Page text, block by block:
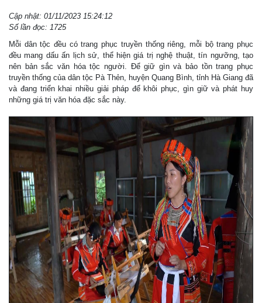
Cập nhật: 01/11/2023 15:24:12
Số lần đọc: 1725
Mỗi dân tộc đều có trang phục truyền thống riêng, mỗi bộ trang phục
đều mang dấu ấn lịch sử, thể hiện giá trị nghệ thuật, tín ngưỡng, tạo
nên bản sắc văn hóa tộc người. Để giữ gìn và bảo tồn trang phục
truyền thống của dân tộc Pà Thẻn, huyện Quang Bình, tỉnh Hà Giang đã
và đang triển khai nhiều giải pháp để khôi phục, gìn giữ và phát huy
những giá trị văn hóa đặc sắc này.